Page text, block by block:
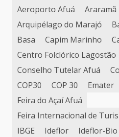
Aeroporto Afuá
Araramã
Arquipélago do Marajó
Basa
Capim Marinho
Centro Folclórico Lagostão
Conselho Tutelar Afuá
COP30
COP 30 Emater
Feira do Açaí Afuá
Feira Internacional de
IBGE
Ideflor Ideflor-Bio